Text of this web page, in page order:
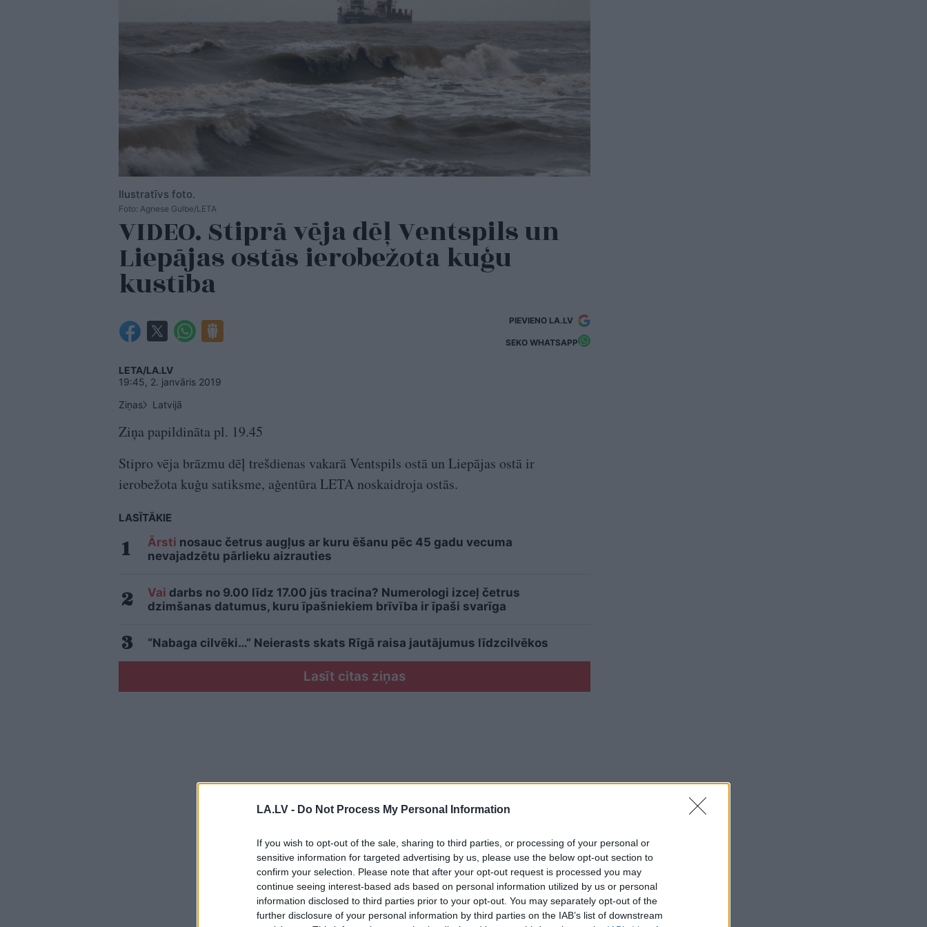
LA.LV - Do Not Process My Personal Information
If you wish to opt-out of the sale, sharing to third parties, or processing of your personal or
sensitive information for targeted advertising by us, please use the below opt-out section to
confirm your selection. Please note that after your opt-out request is processed you may
continue seeing interest-based ads based on personal information utilized by us or personal
information disclosed to third parties prior to your opt-out. You may separately opt-out of the
further disclosure of your personal information by third parties on the IAB’s list of downstream
Ilustratīvs foto.
Foto: Agnese Gulbe/LETA
VIDEO. Stiprā vēja dēļ Ventspils un
Liepājas ostās ierobežota kuģu
kustība
PIEVIENO LA.LV
SEKO WHATSAPP
LETA/LA.LV
19:45, 2. janvāris 2019
Ziņas
Latvijā
Ziņa papildināta pl. 19.45
Stipro vēja brāzmu dēļ trešdienas vakarā Ventspils ostā un Liepājas ostā ir
ierobežota kuģu satiksme, aģentūra LETA noskaidroja ostās.
LASĪTĀKIE
Ārsti nosauc četrus augļus ar kuru ēšanu pēc 45 gadu vecuma
nevajadzētu pārlieku aizrauties
Vai darbs no 9.00 līdz 17.00 jūs tracina? Numerologi izceļ četrus
dzimšanas datumus, kuru īpašniekiem brīvība ir īpaši svarīga
“Nabaga cilvēki…” Neierasts skats Rīgā raisa jautājumus līdzcilvēkos
Lasīt citas ziņas